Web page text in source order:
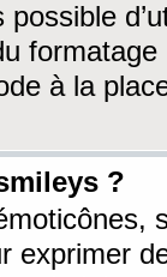
possible
à la
?
exprimer